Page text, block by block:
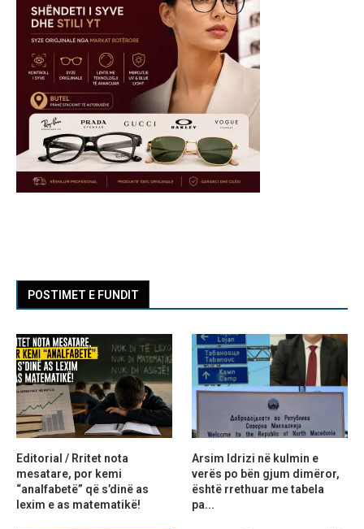
POSTIMET E FUNDIT
Editorial / Rritet nota
mesatare, por kemi
“analfabetë” që s’dinë as
lexim e as matematikë!
Arsim Idrizi në kulmin e
verës po bën gjum dimëror,
është rrethuar me tabela
pa...